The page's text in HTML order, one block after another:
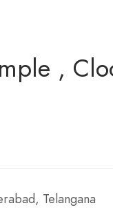
,
Telangana